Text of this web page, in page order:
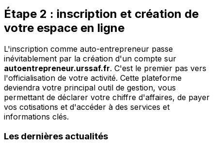
Étape 2 : inscription et création de
votre espace en ligne
L'inscription comme auto-entrepreneur passe
inévitablement par la création d'un compte sur
autoentrepreneur.urssaf.fr. C'est le premier pas vers
l'officialisation de votre activité. Cette plateforme
deviendra votre principal outil de gestion, vous
permettant de déclarer votre chiffre d'affaires, de payer
vos cotisations et d'accéder à des services et
informations clés.
Les dernières actualités